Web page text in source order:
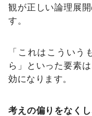
観が正しい論理展
す。
「これはこういう
ら」といった要素
効になります。
考えの偏りをなく